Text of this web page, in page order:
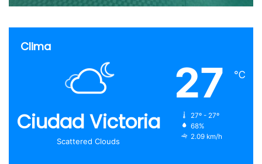
Clima
Ciudad Victoria
Scattered Clouds
27 ℃
27º - 27º
68%
2.09 km/h